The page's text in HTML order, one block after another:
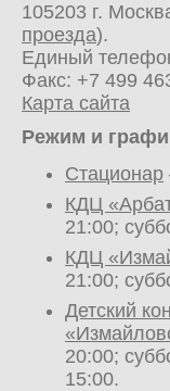
105203 г.
проезда).
Единый
Факс: +7 499
Карта сайта
Режим и
Стационар
КДЦ
21:00;
КДЦ
21:00;
Детский
20:00;
15:00.